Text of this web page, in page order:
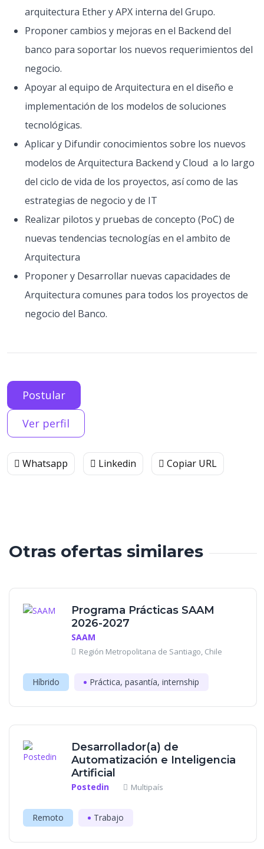
arquitectura Ether y APX interna del Grupo.
Proponer cambios y mejoras en el Backend del
banco para soportar los nuevos requerimientos del
negocio.
Apoyar al equipo de Arquitectura en el diseño e
implementación de los modelos de soluciones
tecnológicas.
Aplicar y Difundir conocimientos sobre los nuevos
modelos de Arquitectura Backend y Cloud a lo largo
del ciclo de vida de los proyectos, así como de las
estrategias de negocio y de IT
Realizar pilotos y pruebas de concepto (PoC) de
nuevas tendencias tecnologías en el ambito de
Arquitectura
Proponer y Desarrollar nuevas capacidades de
Arquitectura comunes para todos los proyectos de
negocio del Banco.
Postular
Ver perfil
Whatsapp Linkedin Copiar URL
Otras ofertas similares
Programa Prácticas SAAM
2026-2027
SAAM
Región Metropolitana de Santiago, Chile
Híbrido Práctica, pasantía, internship
Desarrollador(a) de
Automatización e Inteligencia
Artificial
Postedin Multipaís
Remoto Trabajo